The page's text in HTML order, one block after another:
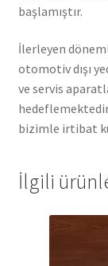
başlamıştır.
İlerleyen
otomotiv dışı
ve servis
bizimle irtibat
İlgili